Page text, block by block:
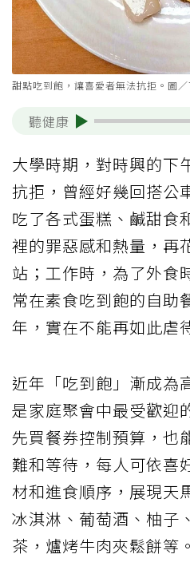
甜點吃到飽，讓喜愛者無法抗拒。圖
聽健康
大學時期，對時興的下
抗拒，曾經好幾回搭公
吃了各式蛋糕、鹹甜食
裡的罪惡感和熱量，再
站；工作時，為了外食
常在素食吃到飽的自助
年，實在不能再如此虐
近年「吃到飽」漸成為
是家庭聚會中最受歡迎
先買餐券控制預算，也
難和等待，每人可依喜
材和進食順序，展現天
冰淇淋、葡萄酒、柚子
茶，爐烤牛肉夾鬆餅等。